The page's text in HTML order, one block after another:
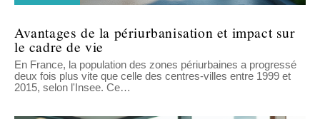
Avantages de la périurbanisation et impact sur
le cadre de vie
En France, la population des zones périurbaines a progressé
deux fois plus vite que celle des centres-villes entre 1999 et
2015, selon l'Insee. Ce…